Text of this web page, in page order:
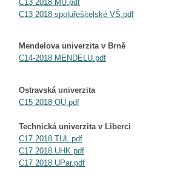
C13 2018 MU.pdf
C13 2018 spoluřešitelské VŠ.pdf
Mendelova univerzita v Brně
C14-2018 MENDELU.pdf
Ostravská univerzita
C15 2018 OU.pdf
Technická univerzita v Liberci
C17 2018 TUL.pdf
C17 2018 UHK.pdf
C17 2018 UPar.pdf